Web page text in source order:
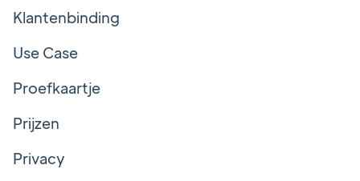
Klantenbinding
Use Case
Proefkaartje
Prijzen
Privacy